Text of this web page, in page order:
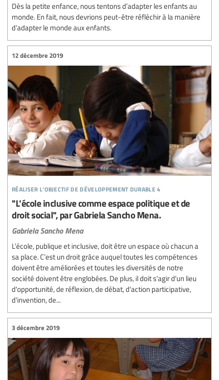
Dès la petite enfance, nous tentons d’adapter les enfants au
monde. En fait, nous devrions peut-être réfléchir à la manière
d’adapter le monde aux enfants.
réaliser l’objectif de développement durable 4
12 décembre 2019
"L'école inclusive comme espace politique et de
droit social", par Gabriela Sancho Mena.
Gabriela Sancho Mena
L’école, publique et inclusive, doit être un espace où chacun a
sa place. C’est un droit grâce auquel toutes les compétences
doivent être améliorées et toutes les diversités de notre
société doivent être englobées. De plus, il doit s'agir d'un lieu
d'opportunité, de réflexion, de débat, d'action participative,
d'invention, de...
3 décembre 2019